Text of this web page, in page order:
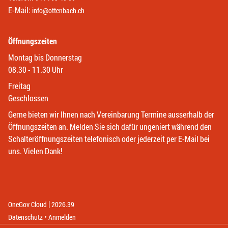
E-Mail: info@ottenbach.ch
Öffnungszeiten
Montag bis Donnerstag
08.30 - 11.30 Uhr
Freitag
Geschlossen
Gerne bieten wir Ihnen nach Vereinbarung Termine ausserhalb der
Öffnungszeiten an. Melden Sie sich dafür ungeniert während den
Schalteröffnungszeiten telefonisch oder jederzeit per E-Mail bei
uns. Vielen Dank!
OneGov Cloud (External Link)
|2026.39
Datenschutz (External Link)
Anmelden